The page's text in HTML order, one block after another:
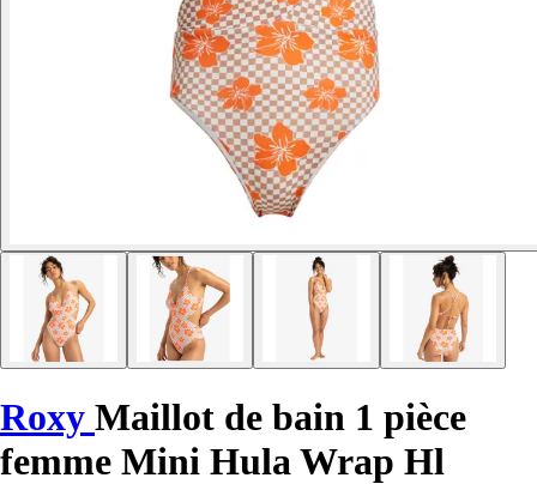
Roxy Maillot de bain 1 pièce
femme Mini Hula Wrap Hl